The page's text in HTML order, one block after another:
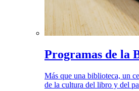
Programas de la
Más que una biblioteca, un
de la cultura del libro y del